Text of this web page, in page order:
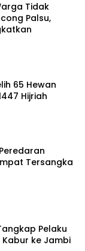
Tidak
Palsu,
65 Hewan
Hijriah
Tersangka
Pelaku
Kabur ke Jambi